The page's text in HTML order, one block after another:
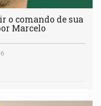
o comando de sua
Marcelo